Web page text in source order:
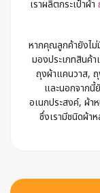
เราผลิตกระเป๋าผ้า
หากคุณลูกค้ายังไม่
มองประเภทสินค้า
ถุงผ้าแคนวาส,
และนอกจากนี้
อเนกประสงค์, ผ้า
ซึ่งเรามีชนิดผ้า